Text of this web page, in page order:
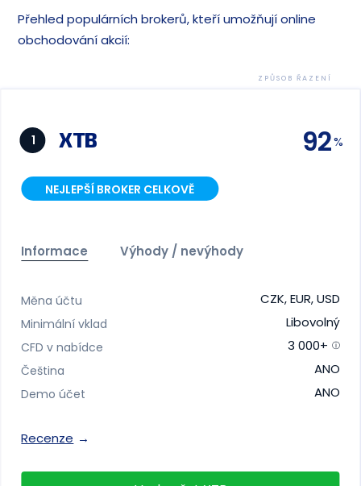
Přehled populárních brokerů, kteří umožňují online
obchodování akcií:
ZPŮSOB ŘAZENÍ
1 XTB
NEJLEPŠÍ BROKER CELKOVĚ
92
Informace Výhody / nevýhody
Měna účtu CZK, EUR, USD
Minimální vklad Libovolný
CFD v nabídce 3 000+
Čeština ANO
Demo účet ANO
Recenze